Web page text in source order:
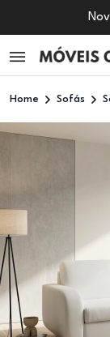
Home Sofás